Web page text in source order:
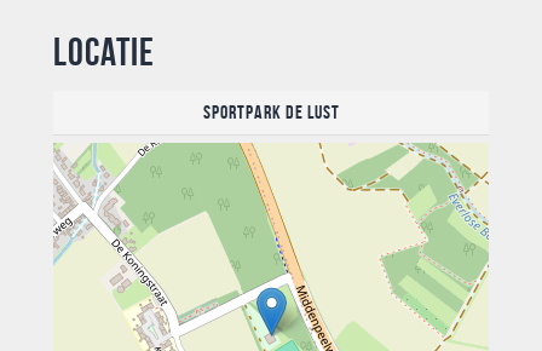
Locatie
Sportpark De Lust